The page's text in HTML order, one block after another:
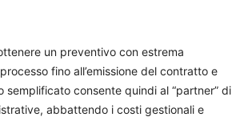
un preventivo con estrema
fino all’emissione del contratto e
consente quindi al “partner” di
abbattendo i costi gestionali e